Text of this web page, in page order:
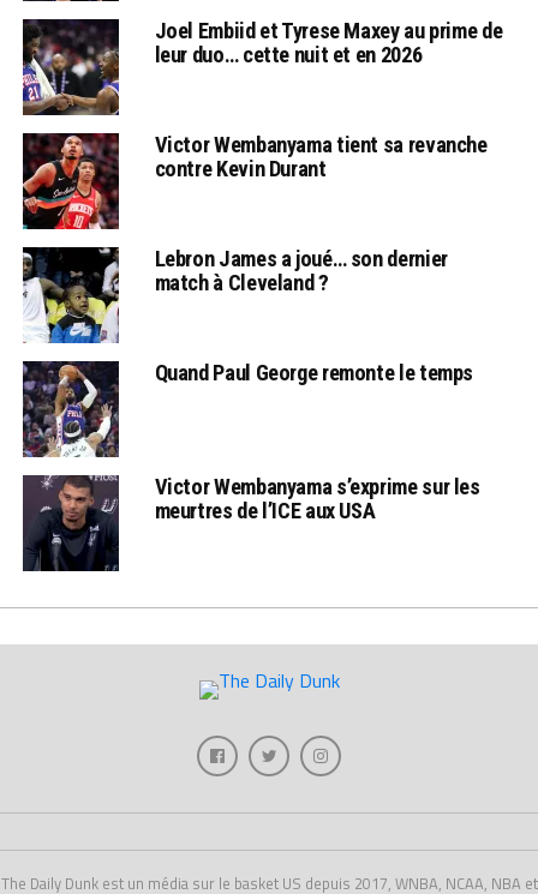
Joel Embiid et Tyrese Maxey au prime de
leur duo… cette nuit et en 2026
Victor Wembanyama tient sa revanche
contre Kevin Durant
Lebron James a joué… son dernier
match à Cleveland ?
Quand Paul George remonte le temps
Victor Wembanyama s’exprime sur les
meurtres de l’ICE aux USA
The Daily Dunk est un média sur le basket US depuis 2017, WNBA, NCAA, NBA et